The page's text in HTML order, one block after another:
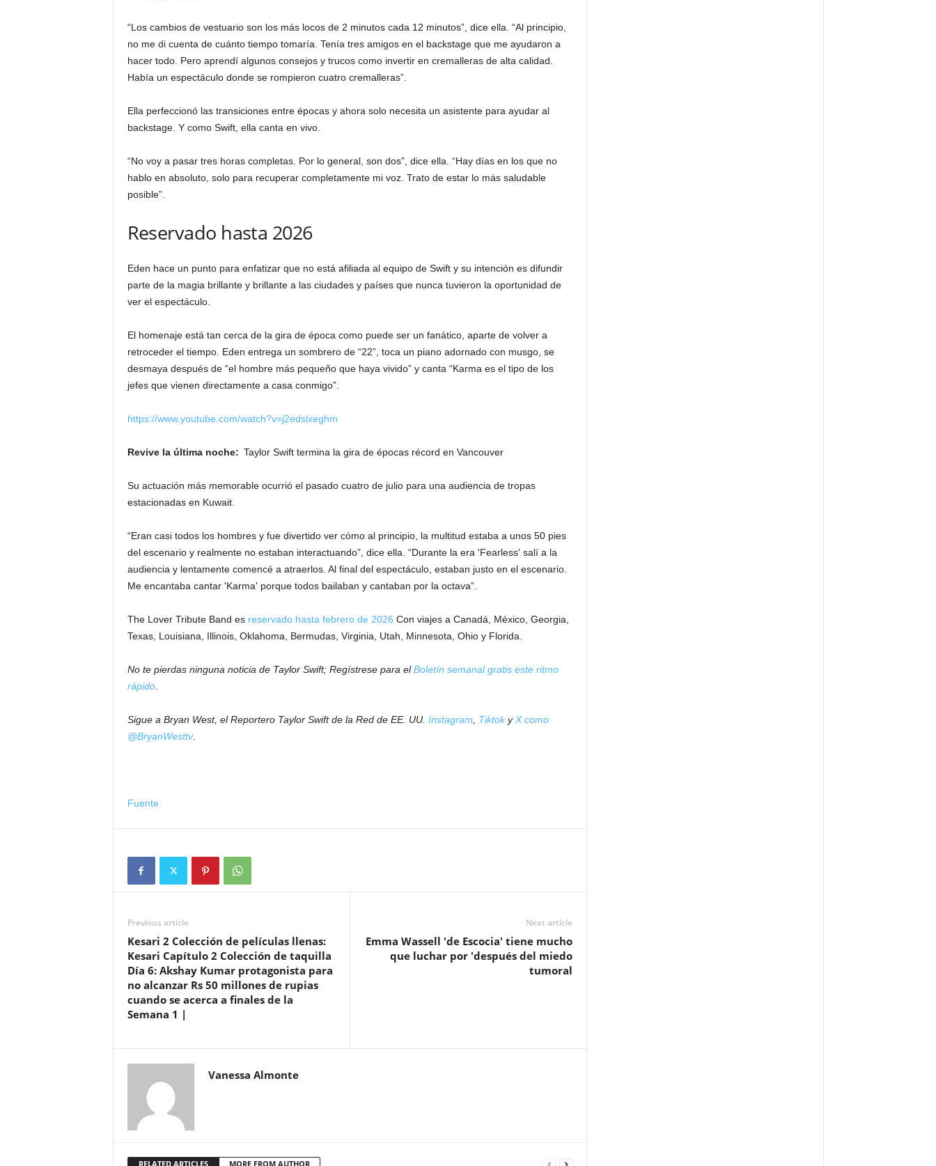
“Los cambios de vestuario son los más locos de 2 minutos cada 12 minutos”, dice ella. “Al principio,
no me di cuenta de cuánto tiempo tomaría. Tenía tres amigos en el backstage que me ayudaron a
hacer todo. Pero aprendí algunos consejos y trucos como invertir en cremalleras de alta calidad.
Había un espectáculo donde se rompieron cuatro cremalleras”.
Ella perfeccionó las transiciones entre épocas y ahora solo necesita un asistente para ayudar al
backstage. Y como Swift, ella canta en vivo.
“No voy a pasar tres horas completas. Por lo general, son dos”, dice ella. “Hay días en los que no
hablo en absoluto, solo para recuperar completamente mi voz. Trato de estar lo más saludable
posible”.
Reservado hasta 2026
Eden hace un punto para enfatizar que no está afiliada al equipo de Swift y su intención es difundir
parte de la magia brillante y brillante a las ciudades y países que nunca tuvieron la oportunidad de
ver el espectáculo.
El homenaje está tan cerca de la gira de época como puede ser un fanático, aparte de volver a
retroceder el tiempo. Eden entrega un sombrero de “22”, toca un piano adornado con musgo, se
desmaya después de “el hombre más pequeño que haya vivido” y canta “Karma es el tipo de los
jefes que vienen directamente a casa conmigo”.
https://www.youtube.com/watch?v=j2edslxeghm
Revive la última noche: Taylor Swift termina la gira de épocas récord en Vancouver
Su actuación más memorable ocurrió el pasado cuatro de julio para una audiencia de tropas
estacionadas en Kuwait.
“Eran casi todos los hombres y fue divertido ver cómo al principio, la multitud estaba a unos 50 pies
del escenario y realmente no estaban interactuando”, dice ella. “Durante la era 'Fearless' salí a la
audiencia y lentamente comencé a atraerlos. Al final del espectáculo, estaban justo en el escenario.
Me encantaba cantar 'Karma' porque todos bailaban y cantaban por la octava”.
The Lover Tribute Band es reservado hasta febrero de 2026 Con viajes a Canadá, México, Georgia,
Texas, Louisiana, Illinois, Oklahoma, Bermudas, Virginia, Utah, Minnesota, Ohio y Florida.
No te pierdas ninguna noticia de Taylor Swift; Regístrese para elBoletín semanal gratis este ritmo
rápido.
Sigue a Bryan West, el Reportero Taylor Swift de la Red de EE. UU. Instagram Tiktoky X como
@BryanWesttv.
Fuente
Previous article
Kesari 2 Colección de películas llenas:
Kesari Capítulo 2 Colección de taquilla
Día 6: Akshay Kumar protagonista para
no alcanzar Rs 50 millones de rupias
cuando se acerca a finales de la
Semana 1 |
Next article
Emma Wassell 'de Escocia' tiene mucho
que luchar por 'después del miedo
tumoral
Vanessa Almonte
RELATED ARTICLES MORE FROM AUTHOR